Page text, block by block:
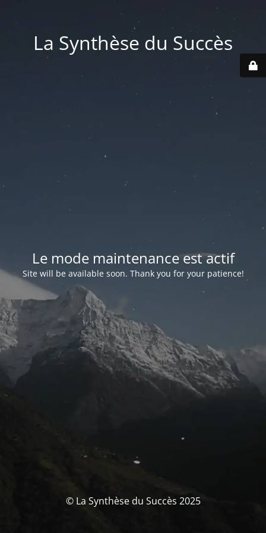
La Synthèse du Succès
Le mode maintenance est actif
Site will be available soon. Thank you for your patience!
© La Synthèse du Succès 2025